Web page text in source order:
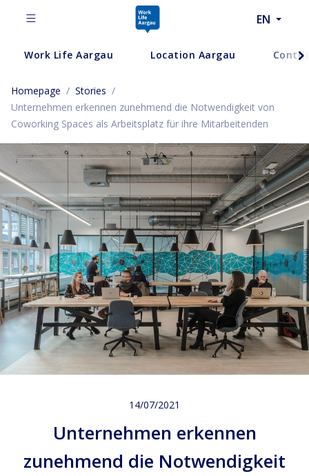
EN
Work Life Aargau Location Aargau
Homepage / Stories /
Unternehmen erkennen zunehmend die Notwendigkeit von
Coworking Spaces als Arbeitsplatz für ihre Mitarbeitenden
14/07/2021
Unternehmen erkennen
zunehmend die Notwendigkeit